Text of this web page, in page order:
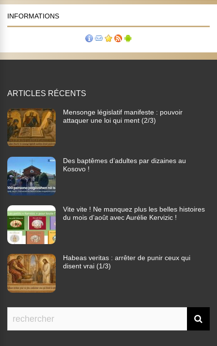
INFORMATIONS
ARTICLES RÉCENTS
Mensonge législatif manifeste : pouvoir
attaquer une loi qui ment (2/3)
Des baptêmes d’adultes par dizaines au
Kosovo !
Vite vite ! Ne manquez plus les belles histoires
du mois d’août avec Aurélie Kervizic !
Habeas veritas : arrêter de punir ceux qui
disent vrai (1/3)